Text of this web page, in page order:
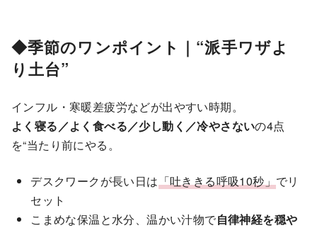
◆季節のワンポイント｜“派手ワザよ
り土台”
インフル・寒暖差疲労などが出やすい時期。
よく寝る／よく食べる／少し動く／冷やさないの4点
を“当たり前にやる。
デスクワークが長い日は「吐ききる呼吸10秒」でリ
セット
こまめな保温と水分、温かい汁物で自律神経を穏や